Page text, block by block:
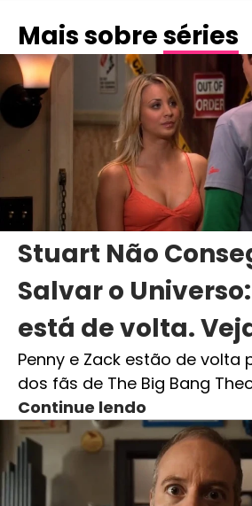
Mais sobreséries
Stuart Não
Salvar o
está de volta.
Penny e Zack estão de volta
dos fãs de The Big Bang
Continue lendo